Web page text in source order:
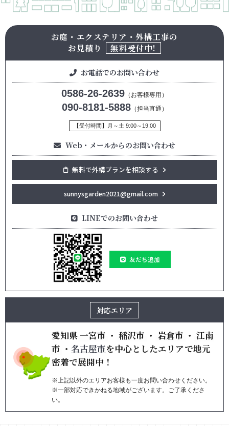
お庭・エクステリア・外構工事の
お見積り
無料受付中!
お電話でのお問い合わせ
0586-26-2639 （お客様専用）
090-8181-5888（担当直通）
【受付時間】月～土 9:00～19:00
Web・メールからのお問い合わせ
無料で外構プランを相談する
sunnysgarden2021@gmail.com
LINEでのお問い合わせ
友だち追加
対応エリア
愛知県一宮市 ・ 稲沢市 ・ 岩倉市 ・ 江南
市 ・名古屋市を中心としたエリアで地元
密着で展開中！
※上記以外のエリアお客様も一度お問い合わせください。
※一部対応できかねる地域がございます。ご了承くださ
い。